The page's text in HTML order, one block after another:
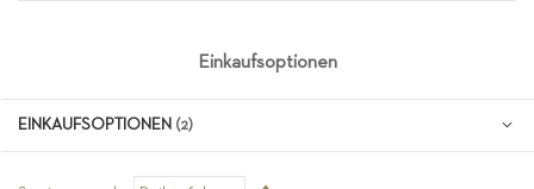
Einkaufsoptionen
EINKAUFSOPTIONEN